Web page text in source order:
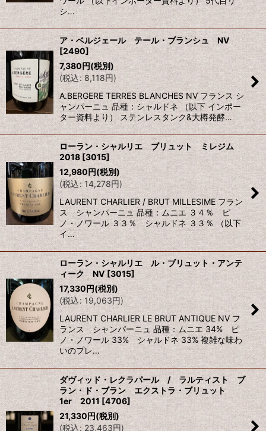
シ…
ア・ベルジェール テール・ブランシュ NV
[2490]
7,380円(税別)
(税込: 8,118円)
A.BERGERE TERRES BLANCHES NV フランス シ
ャンパーニュ 品種：シャルドネ （以下 インポー
ター資料より） ステンレスタンク&大樽発酵…
ローラン・シャルリエ ブリュット ミレジム
2018[3015]
12,980円(税別)
(税込: 14,278円)
LAURENT CHARLIER / BRUT MILLESIME フラン
ス シャンパーニュ 品種：ムニエ ３４％ ピ
ノ・ノワール ３３％ シャルドネ ３３％ （以下
イ…
ローラン・シャルリエ ル・ブリュット・アンテ
ィーク NV [3015]
17,330円(税別)
(税込: 19,063円)
LAURENT CHARLIER LE BRUT ANTIQUE NV フ
ランス シャンパーニュ 品種：ムニエ 34% ピ
ノ・ノワール 33% シャルドネ 33% 複雑な味わ
いのプレ…
ダヴィッド・レクラパール / ラルティスト ブ
ラン・ド・ブラン エクストラ・ブリュット
1er 2011 [4706]
21,330円(税別)
(税込: 23,463円)